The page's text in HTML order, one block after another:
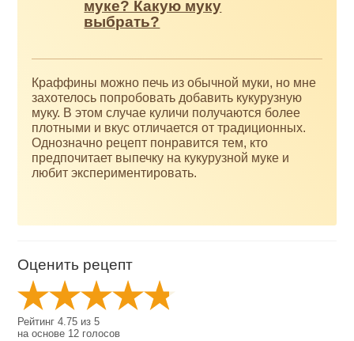
муке? Какую муку
выбрать?
Краффины можно печь из обычной муки, но мне
захотелось попробовать добавить кукурузную
муку. В этом случае куличи получаются более
плотными и вкус отличается от традиционных.
Однозначно рецепт понравится тем, кто
предпочитает выпечку на кукурузной муке и
любит экспериментировать.
Оценить рецепт
Рейтинг4.75 из5
на основе 12 голосов